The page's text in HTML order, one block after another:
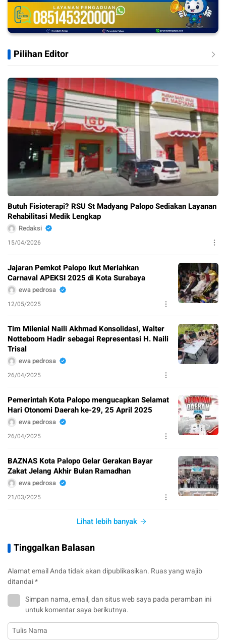
Pilihan Editor
Butuh Fisioterapi? RSU St Madyang Palopo Sediakan Layanan
Rehabilitasi Medik Lengkap
Redaksi
15/04/2026
Jajaran Pemkot Palopo Ikut Meriahkan
Carnaval APEKSI 2025 di Kota Surabaya
ewa pedrosa
12/05/2025
Tim Milenial Naili Akhmad Konsolidasi, Walter
Notteboom Hadir sebagai Representasi H. Naili
Trisal
ewa pedrosa
26/04/2025
Pemerintah Kota Palopo mengucapkan Selamat
Hari Otonomi Daerah ke-29, 25 April 2025
ewa pedrosa
26/04/2025
BAZNAS Kota Palopo Gelar Gerakan Bayar
Zakat Jelang Akhir Bulan Ramadhan
ewa pedrosa
21/03/2025
Lihat lebih banyak
Tinggalkan Balasan
Alamat email Anda tidak akan dipublikasikan. Ruas yang wajib
ditandai*
Simpan nama, email, dan situs web saya pada peramban ini
untuk komentar saya berikutnya.